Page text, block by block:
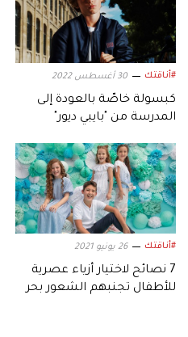
#أناقتك 30 أغسطس 2022
كبسولة خاصّة بالعودة إلى
المدرسة من "بايبي ديور"
#أناقتك 26 يونيو 2021
7 نصائح لاختيار أزياء عصرية
للأطفال تجنبهم الشعور بحر